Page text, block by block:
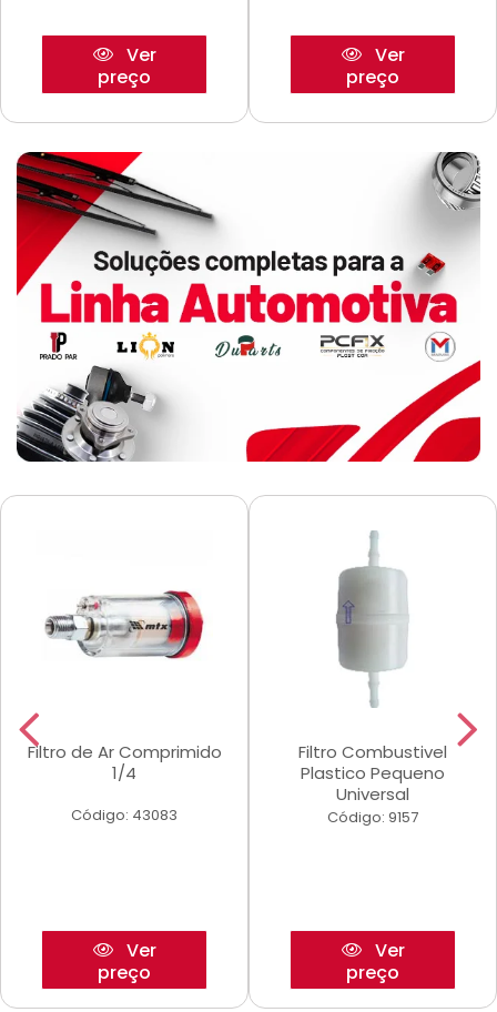
Ver
preço
Ver
preço
Filtro de Ar Comprimido
1/4
Código: 43083
Ver
preço
Filtro Combustivel
Plastico Pequeno
Universal
Código: 9157
Ver
preço